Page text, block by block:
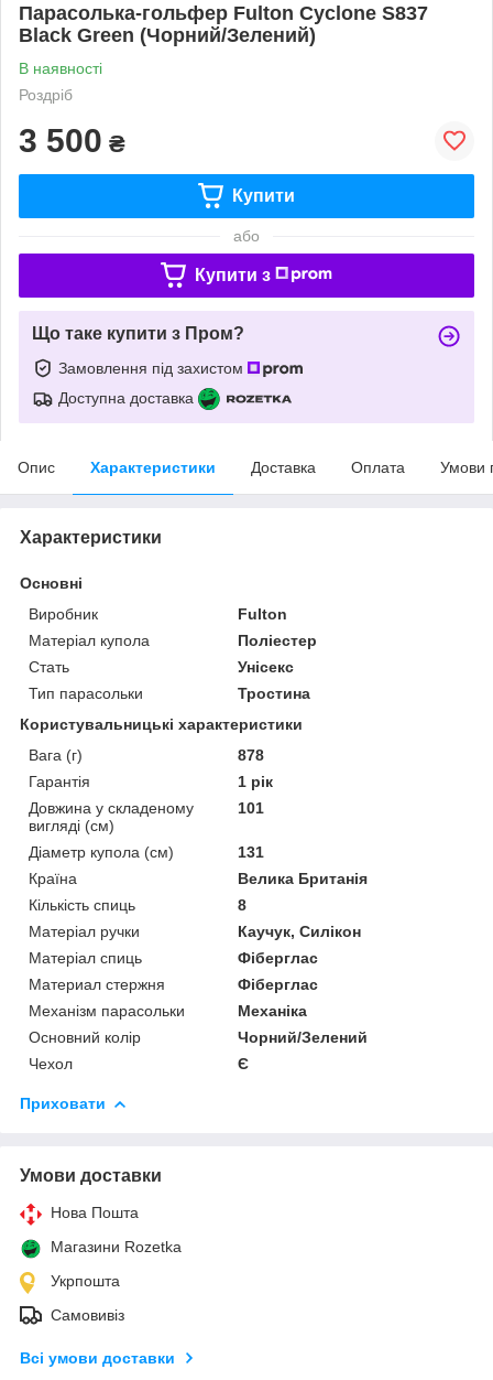
Парасолька-гольфер Fulton Cyclone S837
Black Green (Чорний/Зелений)
В наявності
Роздріб
3 500 ₴
Купити
або
Купити з
Що таке купити з Пром?
Замовлення під захистом
Доступна доставка
Опис Характеристики Доставка Оплата Умови
Характеристики
Основні
Виробник
Fulton
Матеріал купола
Поліестер
Стать
Унісекс
Тип парасольки
Тростина
Користувальницькі характеристики
Вага (г)
878
Гарантія
1 рік
Довжина у складеному
вигляді (см)
101
Діаметр купола (см)
131
Країна
Велика Британія
Кількість спиць
8
Матеріал ручки
Каучук, Силікон
Матеріал спиць
Фіберглас
Материал стержня
Фіберглас
Механізм парасольки
Механіка
Основний колір
Чорний/Зелений
Чехол
Є
Приховати
Умови доставки
Нова Пошта
Магазини Rozetka
Укрпошта
Самовивіз
Всі умови доставки